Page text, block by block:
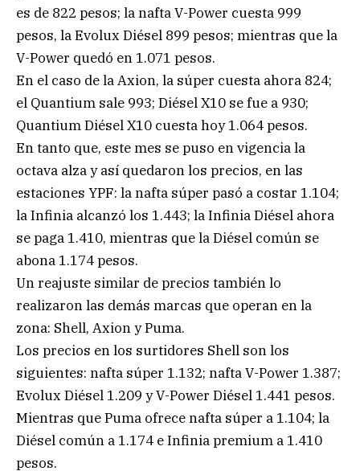
es de 822 pesos; la nafta V-Power cuesta 999
pesos, la Evolux Diésel 899 pesos; mientras que la
V-Power quedó en 1.071 pesos.
En el caso de la Axion, la súper cuesta ahora 824;
el Quantium sale 993; Diésel X10 se fue a 930;
Quantium Diésel X10 cuesta hoy 1.064 pesos.
En tanto que, este mes se puso en vigencia la
octava alza y así quedaron los precios, en las
estaciones YPF: la nafta súper pasó a costar 1.104;
la Infinia alcanzó los 1.443; la Infinia Diésel ahora
se paga 1.410, mientras que la Diésel común se
abona 1.174 pesos.
Un reajuste similar de precios también lo
realizaron las demás marcas que operan en la
zona: Shell, Axion y Puma.
Los precios en los surtidores Shell son los
siguientes: nafta súper 1.132; nafta V-Power 1.387;
Evolux Diésel 1.209 y V-Power Diésel 1.441 pesos.
Mientras que Puma ofrece nafta súper a 1.104; la
Diésel común a 1.174 e Infinia premium a 1.410
pesos.